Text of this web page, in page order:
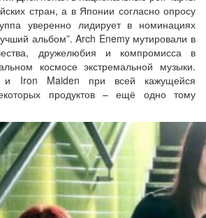
стран, а в Японии согласно опросу
уверенно лидирует в номинациях
альбом”. Arch Enemy мутировали в
дружелюбия и компромисса в
космосе экстремальной музыки.
и Iron Maiden при всей кажущейся
продуктов – ещё одно тому